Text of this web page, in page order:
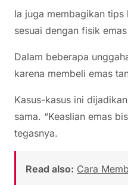
Ia juga membagikan
sesuai dengan fisik
Dalam beberapa
karena membeli emas
Kasus-kasus ini
sama. “Keaslian emas
tegasnya.
Read also: Cara